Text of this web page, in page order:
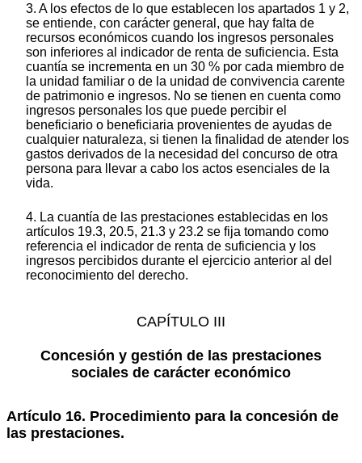
3. A los efectos de lo que establecen los apartados 1 y 2,
se entiende, con carácter general, que hay falta de
recursos económicos cuando los ingresos personales
son inferiores al indicador de renta de suficiencia. Esta
cuantía se incrementa en un 30 % por cada miembro de
la unidad familiar o de la unidad de convivencia carente
de patrimonio e ingresos. No se tienen en cuenta como
ingresos personales los que puede percibir el
beneficiario o beneficiaria provenientes de ayudas de
cualquier naturaleza, si tienen la finalidad de atender los
gastos derivados de la necesidad del concurso de otra
persona para llevar a cabo los actos esenciales de la
vida.
4. La cuantía de las prestaciones establecidas en los
artículos 19.3, 20.5, 21.3 y 23.2 se fija tomando como
referencia el indicador de renta de suficiencia y los
ingresos percibidos durante el ejercicio anterior al del
reconocimiento del derecho.
CAPÍTULO III
Concesión y gestión de las prestaciones
sociales de carácter económico
Artículo 16. Procedimiento para la concesión de
las prestaciones.